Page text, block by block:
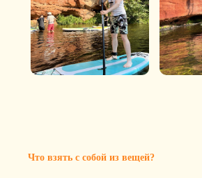
Что взять с собой из вещей?